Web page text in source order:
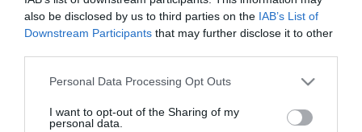
also be disclosed by us to third parties on the IAB’s List of
Downstream Participants that may further disclose it to other
Please note that this website/app uses one or more Google
not limited to your visit or usage behaviour. You may click to
grant or deny consent to Google and its third-party tags to
Personal Data Processing Opt Outs
I want to opt-out of the Sharing of my
personal data.
A magyar-német politikai kapcsolatokról szólva a miniszterelnök
azt mondta: azok hosszú évtizedekre visszanyúlóan kiválóak,
mértékig állnak ki mellettünk, amilyen mértékig mi kiállunk magunk
nevezte azt várni, hogy "mások vívják meg a harcainkat".